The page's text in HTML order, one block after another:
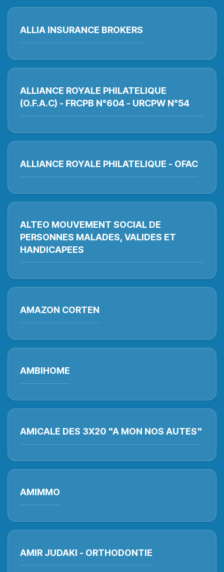
ALLIA INSURANCE BROKERS
ALLIANCE ROYALE PHILATELIQUE
(O.F.A.C) - FRCPB N°604 - URCPW N°54
ALLIANCE ROYALE PHILATELIQUE - OFAC
ALTEO MOUVEMENT SOCIAL DE
PERSONNES MALADES, VALIDES ET
HANDICAPEES
AMAZON CORTEN
AMBIHOME
AMICALE DES 3X20 "A MON NOS AUTES"
AMIMMO
AMIR JUDAKI - ORTHODONTIE